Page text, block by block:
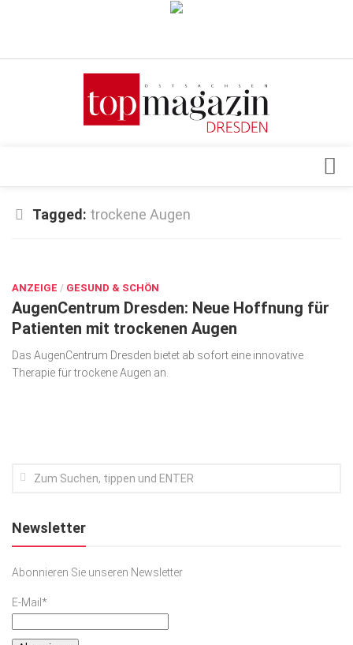
Verkaufsstellen
Top Gesundheitsforum Dresden / Ostsachsen
Geschäft
gesund & schön
Gesellschaft
Kunst & Kultur
SACHSEN IN PARIS
Tagged: trockene Augen
ANZEIGE / GESUND & SCHÖN
AugenCentrum Dresden: Neue Hoffnung für
Patienten mit trockenen Augen
Das AugenCentrum Dresden bietet ab sofort eine innovative
Therapie für trockene Augen an.
Newsletter
Abonnieren Sie unseren Newsletter
E-Mail*